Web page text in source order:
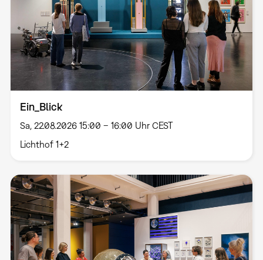
Ein_Blick
Sa, 22.08.2026 15:00 – 16:00 Uhr CEST
Lichthof 1+2